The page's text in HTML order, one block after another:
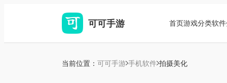
可可手游 首页游戏分类软
当前位置： 可可手游 手机软件 拍摄美化